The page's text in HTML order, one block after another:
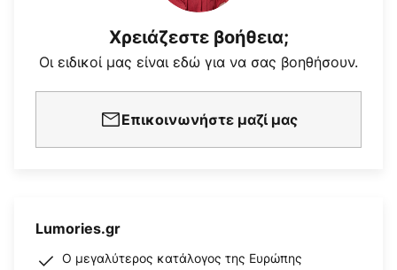
Χρειάζεστε βοήθεια;
Οι ειδικοί μας είναι εδώ για να σας βοηθήσουν.
Επικοινωνήστε μαζί μας
Lumories.gr
Ο μεγαλύτερος κατάλογος της Ευρώπης